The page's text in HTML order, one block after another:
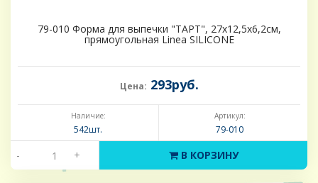
79-010 Форма для выпечки "ТАРТ", 27х12,5х6,2см,
прямоугольная Linea SILICONE
Цена: 293руб.
Наличие:
542шт.
Артикул:
79-010
- + В КОРЗИНУ